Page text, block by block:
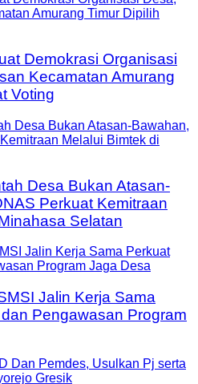
Demokrasi Organisasi
Kecamatan Amurang
Voting
Desa Bukan Atasan-
Perkuat Kemitraan
Selatan
Jalin Kerja Sama
Pengawasan Program